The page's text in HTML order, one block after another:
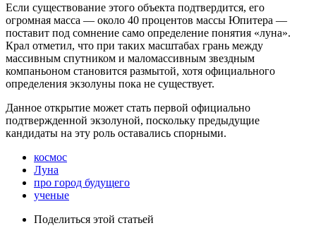
Если существование этого объекта подтвердится, его
огромная масса — около 40 процентов массы Юпитера —
поставит под сомнение само определение понятия «луна».
Крал отметил, что при таких масштабах грань между
массивным спутником и маломассивным звездным
компаньоном становится размытой, хотя официального
определения экзолуны пока не существует.
Данное открытие может стать первой официально
подтвержденной экзолуной, поскольку предыдущие
кандидаты на эту роль оставались спорными.
космос
Луна
про город будущего
ученые
Поделиться этой статьей